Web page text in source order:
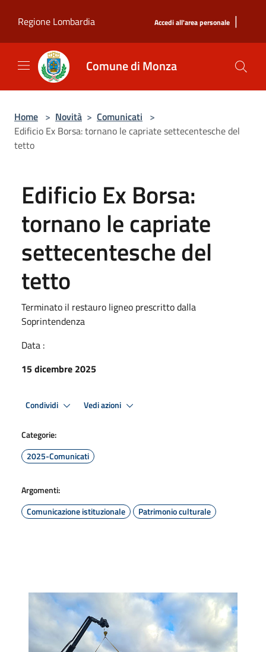
Regione Lombardia
Accedi all'area personale |
Comune di Monza
Home > Novità > Comunicati >
Edificio Ex Borsa: tornano le capriate settecentesche del
tetto
Edificio Ex Borsa:
tornano le capriate
settecentesche del
tetto
Terminato il restauro ligneo prescritto dalla
Soprintendenza
Data :
15 dicembre 2025
Condividi Vedi azioni
Categorie:
2025-Comunicati
Argomenti:
Comunicazione istituzionale
Patrimonio culturale